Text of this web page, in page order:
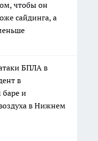
чтобы он
сайдинга, а
БПЛА в
в
и
в Нижнем